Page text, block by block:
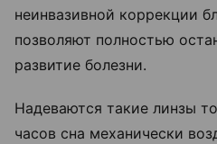
неинвазивной коррекции
позволяют полностью
развитие болезни.
Надеваются такие линзы
часов сна механически